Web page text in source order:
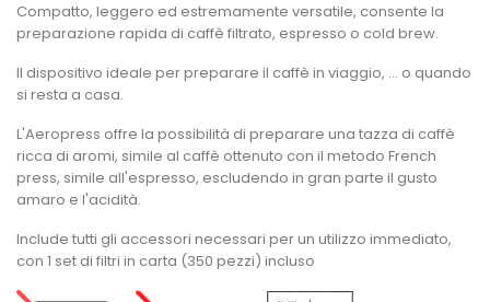
Compatto, leggero ed estremamente versatile, consente la
preparazione rapida di caffè filtrato, espresso o cold brew.
Il dispositivo ideale per preparare il caffè in viaggio, ... o quando
si resta a casa.
L'Aeropress offre la possibilità di preparare una tazza di caffè
ricca di aromi, simile al caffè ottenuto con il metodo French
press, simile all'espresso, escludendo in gran parte il gusto
amaro e l'acidità.
Include tutti gli accessori necessari per un utilizzo immediato,
con 1 set di filtri in carta (350 pezzi) incluso